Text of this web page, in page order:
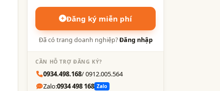
Đăng ký miễn phí
Đã có trang doanh nghiệp?Đăng nhập
CẦN HỖ TRỢ ĐĂNG KÝ?
0934.498.168/ 0912.005.564
Zalo:0934 498 168 Zalo